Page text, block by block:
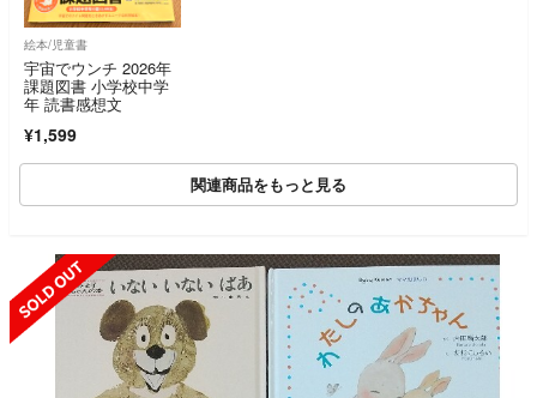
絵本/児童書
宇宙でウンチ 2026年
課題図書 小学校中学
年 読書感想文
¥1,599
関連商品をもっと見る
SOLD OUT